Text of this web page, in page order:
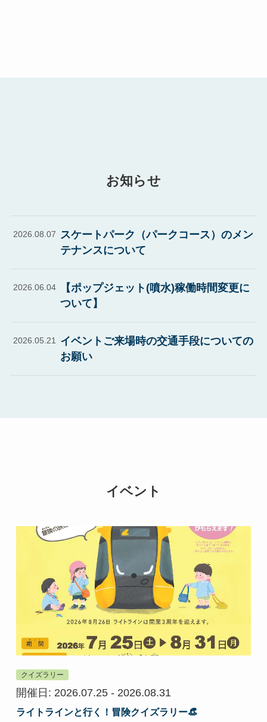
お知らせ
2026.08.07
スケートパーク（パークコース）のメン
テナンスについて
2026.06.04
【ポップジェット(噴水)稼働時間変更に
ついて】
2026.05.21
イベントご来場時の交通手段についての
お願い
イベント
クイズラリー
開催日: 2026.07.25 - 2026.08.31
ライトラインと行く！冒険クイズラリー👒